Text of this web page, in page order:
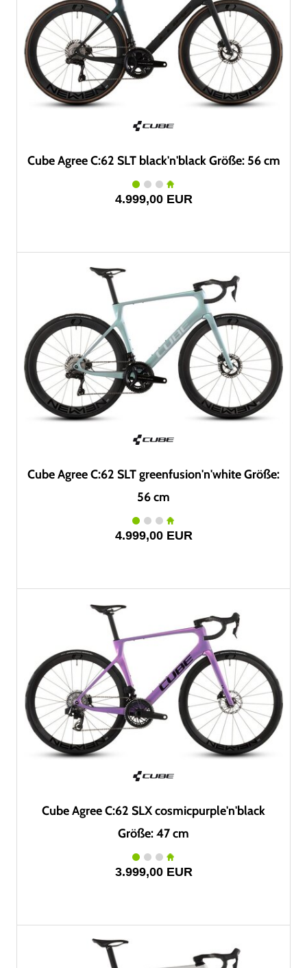
Cube Agree C:62 SLT black'n'black Größe: 56 cm
4.999,00 EUR
Cube Agree C:62 SLT greenfusion'n'white Größe:
56 cm
4.999,00 EUR
Cube Agree C:62 SLX cosmicpurple'n'black
Größe: 47 cm
3.999,00 EUR